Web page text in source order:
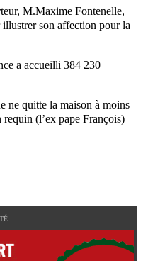
M.Maxime Fontenelle,
son affection pour la
a accueilli 384 230
ne quitte la maison à moins
(l’ex pape François)